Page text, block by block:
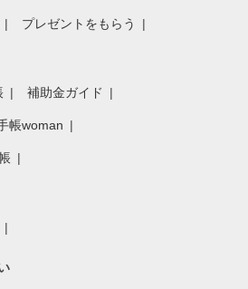
プレゼントをもらう
補助金ガイド
帳woman